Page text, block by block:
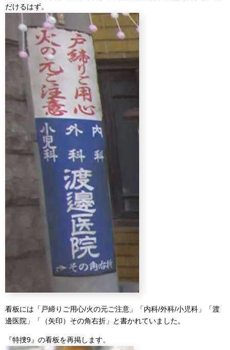
だけるはず。
看板には「戸締りご用心/火の元ご注意」「内科/外科/小児科」「渡
邊医院」「（矢印）その角右折」と書かれていました。
『特捜9』の看板を再掲します。